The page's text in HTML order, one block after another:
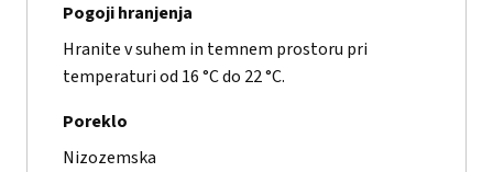
Pogoji hranjenja
Hranite v suhem in temnem prostoru pri
temperaturi od 16 °C do 22 °C.
Poreklo
Nizozemska